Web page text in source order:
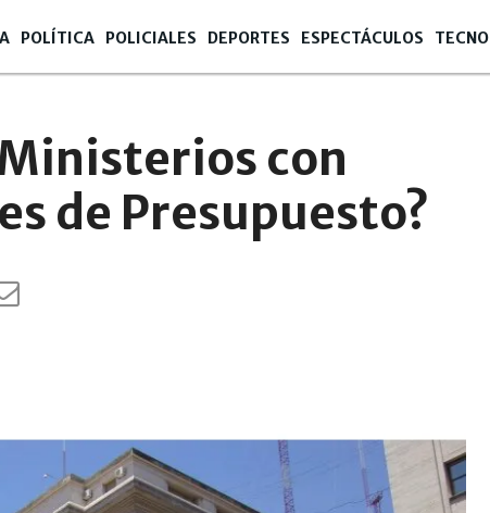
POLÍTICA POLICIALES DEPORTES ESPECTÁCULOS TECNO
con
de Presupuesto?